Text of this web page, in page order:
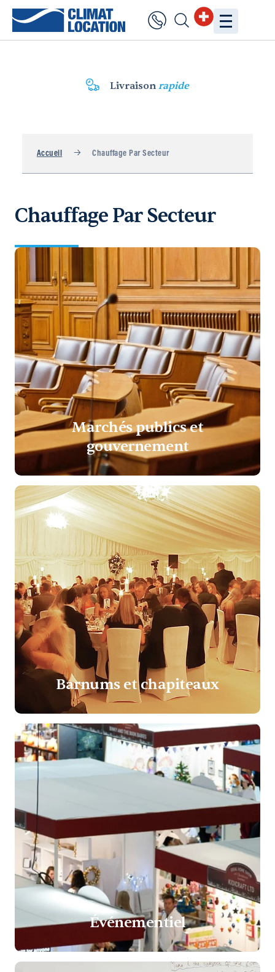
Livraisonrapide
Accueil Chauffage Par Secteur
Chauffage Par Secteur
Marchés publics et
gouvernement
Barnums et chapiteaux
Événementiel